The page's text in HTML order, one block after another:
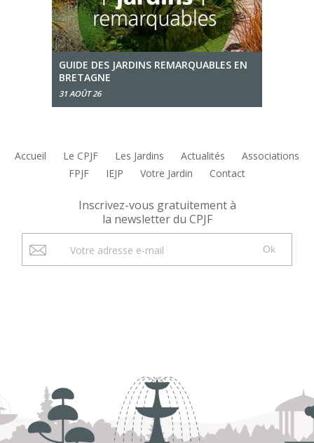
GUIDE DES JARDINS REMARQUABLES EN
BRETAGNE
31 AOÛT 26
Accueil Le CPJF Les Jardins Actualités
Associations
FPJF
IEJP Votre Jardin Contact
Inscrivez-vous gratuitement à
la newsletter du CPJF
Ok